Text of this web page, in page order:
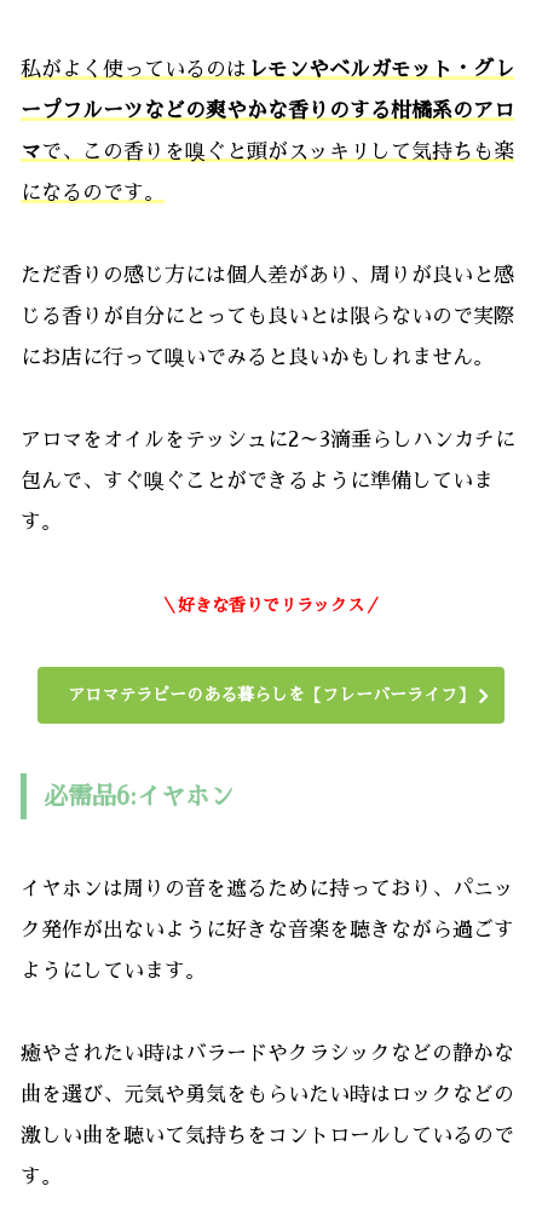
私がよく使っているのは レモンやベルガモット・グレ
ープフルーツなどの爽やかな香りのする柑橘系のアロ
マで、この香りを嗅ぐと頭がスッキリして気持ちも楽
になるのです。
ただ香りの感じ方には個人差があり、周りが良いと感
じる香りが自分にとっても良いとは限らないので実際
にお店に行って嗅いでみると良いかもしれません。
アロマをオイルをテッシュに2～3滴垂らしハンカチに
包んで、すぐ嗅ぐことができるように準備していま
す。
＼好きな香りでリラックス／
アロマテラピーのある暮らしを【フレーバーライフ】
必需品6:イヤホン
イヤホンは周りの音を遮るために持っており、パニッ
ク発作が出ないように好きな音楽を聴きながら過ごす
ようにしています。
癒やされたい時はバラードやクラシックなどの静かな
曲を選び、元気や勇気をもらいたい時はロックなどの
激しい曲を聴いて気持ちをコントロールしているので
す。